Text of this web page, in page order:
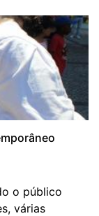
o público
várias